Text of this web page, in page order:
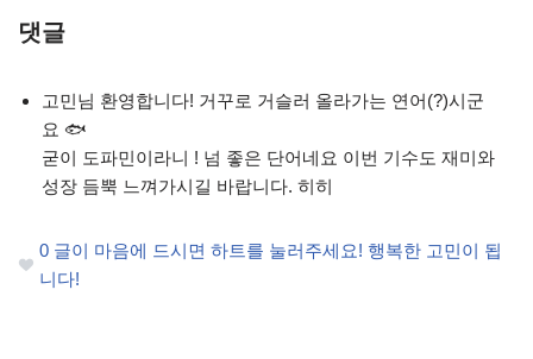
댓글
고민님 환영합니다! 거꾸로 거슬러 올라가는 연어(?)시군
요 🐟
굳이 도파민이라니 ! 넘 좋은 단어네요 이번 기수도 재미와
성장 듬뿍 느껴가시길 바랍니다. 히히
0 글이 마음에 드시면 하트를 눌러주세요! 행복한 고민이 됩
니다!